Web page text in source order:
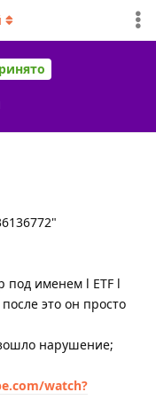
под именем l ETF l
это он просто
нарушение;
watch?